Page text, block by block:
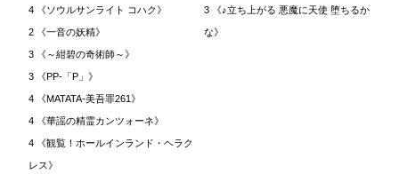
4 《ソウルサンライト コハク》
2 《一音の妖精》
3 《～紺碧の奇術師～》
3 《PP-「P」》
4 《MATATA-美吾罪261》
4 《華謡の精霊カンツォーネ》
4 《観覧！ホールインランド・ヘラク
レス》
3 《♪立ち上がる 悪魔に天使 堕ちるか
な》